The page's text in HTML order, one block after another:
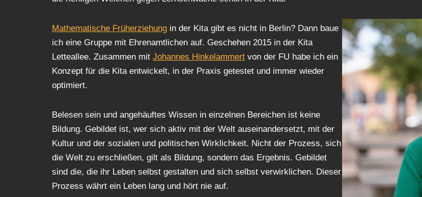
Mathematische Früherziehung in der Kita gibt es nicht in Berlin? Dann baue
ich eine Gruppe mit Ehrenamtlichen auf. Geschehen 2015 in der Kita
Letteallee. Zusammen mit Johannes Hinkelammert von der FU habe ich ein
Konzept für die Kita entwickelt, in der Praxis getestet und immer wieder
optimiert.
Belesen sein und angehäuftes Wissen in einzelnen Bereichen ist keine
Bildung. Gebildet ist, wer sich aktiv mit der Welt auseinandersetzt, mit der
Kultur und der sozialen und politischen Wirklichkeit. Nicht der Prozess, sich
die Welt zu erschließen, gilt als Bildung, sondern das Ergebnis. Gebildet
sind die, die ihr Leben selbst gestalten und sich selbst verwirklichen. Dieser
Prozess währt ein Leben lang und hört nie auf.